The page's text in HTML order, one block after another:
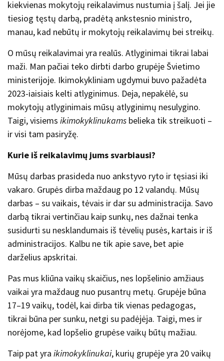
kiekvienas mokytojų reikalavimus nustumia į šalį. Jei jie
tiesiog tęstų darbą, pradėtą ankstesnio ministro,
manau, kad nebūtų ir mokytojų reikalavimų bei streikų.
O mūsų reikalavimai yra realūs. Atlyginimai tikrai labai
maži. Man pačiai teko dirbti darbo grupėje Švietimo
ministerijoje. Ikimokykliniam ugdymui buvo pažadėta
2023-iaisiais kelti atlyginimus. Deja, nepakėlė, su
mokytojų atlyginimais mūsų atlyginimų nesulygino.
Taigi, visiems ikimokyklinukams belieka tik streikuoti –
ir visi tam pasiryžę.
Kurie iš reikalavimų jums svarbiausi?
Mūsų darbas prasideda nuo ankstyvo ryto ir tęsiasi iki
vakaro. Grupės dirba maždaug po 12 valandų. Mūsų
darbas – su vaikais, tėvais ir dar su administracija. Savo
darbą tikrai vertinčiau kaip sunkų, nes dažnai tenka
susidurti su nesklandumais iš tėvelių pusės, kartais ir iš
administracijos. Kalbu ne tik apie save, bet apie
darželius apskritai.
Pas mus kliūna vaikų skaičius, nes lopšelinio amžiaus
vaikai yra maždaug nuo pusantrų metų. Grupėje būna
17–19 vaikų, todėl, kai dirba tik vienas pedagogas,
tikrai būna per sunku, netgi su padėjėja. Taigi, mes ir
norėjome, kad lopšelio grupėse vaikų būtų mažiau.
Taip pat yra ikimokyklinukai, kurių grupėje yra 20 vaikų